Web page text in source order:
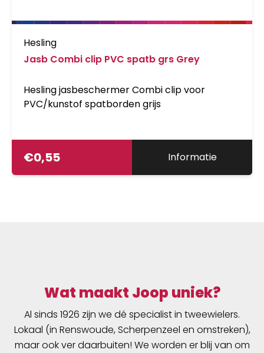
Hesling
Jasb Combi clip PVC spatb grs Grey
Hesling jasbeschermer Combi clip voor
PVC/kunstof spatborden grijs
€0,55 Informatie
Wat maakt Joop uniek?
Al sinds 1926 zijn we dé specialist in tweewielers.
Lokaal (in Renswoude, Scherpenzeel en omstreken),
maar ook ver daarbuiten! We worden er blij van om